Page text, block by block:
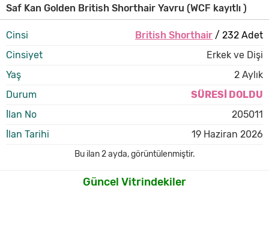
Saf Kan Golden British Shorthair Yavru (WCF kayıtlı )
Cinsi British Shorthair/ 232 Adet
Cinsiyet
Erkek ve Dişi
Yaş
2 Aylık
Durum
SÜRESİ DOLDU
İlan No
205011
İlan Tarihi
19 Haziran 2026
Bu ilan2 ayda,görüntülenmiştir.
Güncel Vitrindekiler